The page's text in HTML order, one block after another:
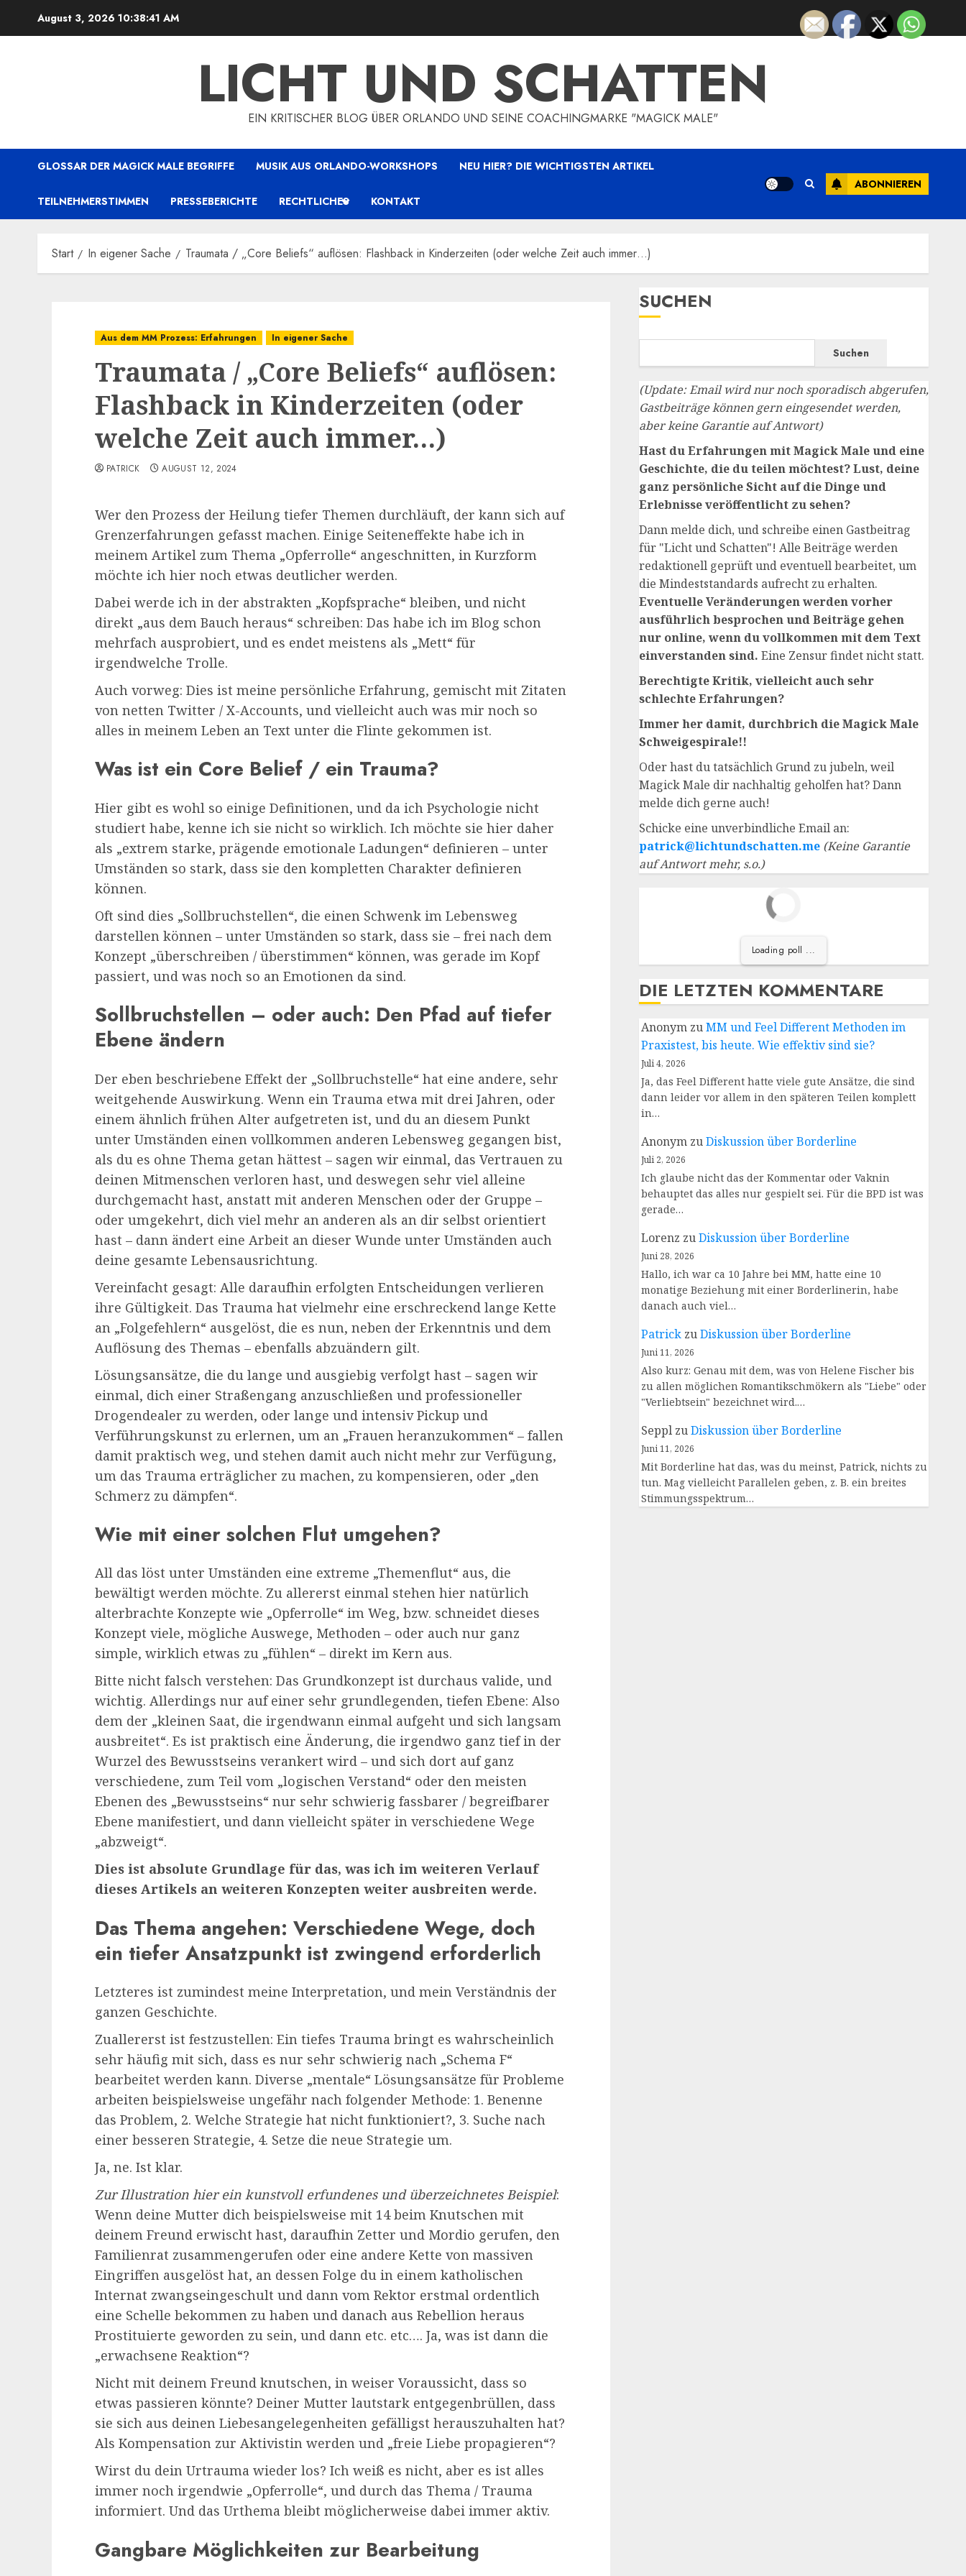
August 3, 2026 10:38:41 AM
LICHT UND SCHATTEN
EIN KRITISCHER BLOG ÜBER ORLANDO UND SEINE COACHINGMARKE "MAGICK MALE"
GLOSSAR DER MAGICK MALE BEGRIFFE MUSIK AUS ORLANDO-WORKSHOPS NEU HIER? DIE WICHTIGSTEN ARTIKEL
TEILNEHMERSTIMMEN PRESSEBERICHTE RECHTLICHES KONTAKT
ABONNIEREN
Start In eigener Sache Traumata / „Core Beliefs“ auflösen: Flashback in Kinderzeiten (oder welche Zeit auch immer…)
Aus dem MM Prozess: Erfahrungen In eigener Sache
Traumata / „Core Beliefs“ auflösen:
Flashback in Kinderzeiten (oder
welche Zeit auch immer…)
PATRICK AUGUST 12, 2024
Wer den Prozess der Heilung tiefer Themen durchläuft, der kann sich auf
Grenzerfahrungen gefasst machen. Einige Seiteneffekte habe ich in
meinem Artikel zum Thema „Opferrolle“ angeschnitten, in Kurzform
möchte ich hier noch etwas deutlicher werden.
Dabei werde ich in der abstrakten „Kopfsprache“ bleiben, und nicht
direkt „aus dem Bauch heraus“ schreiben: Das habe ich im Blog schon
mehrfach ausprobiert, und es endet meistens als „Mett“ für
irgendwelche Trolle.
Auch vorweg: Dies ist meine persönliche Erfahrung, gemischt mit Zitaten
von netten Twitter / X-Accounts, und vielleicht auch was mir noch so
alles in meinem Leben an Text unter die Flinte gekommen ist.
Was ist ein Core Belief / ein Trauma?
Hier gibt es wohl so einige Definitionen, und da ich Psychologie nicht
studiert habe, kenne ich sie nicht so wirklich. Ich möchte sie hier daher
als „extrem starke, prägende emotionale Ladungen“ definieren – unter
Umständen so stark, dass sie den kompletten Charakter definieren
können.
Oft sind dies „Sollbruchstellen“, die einen Schwenk im Lebensweg
darstellen können – unter Umständen so stark, dass sie – frei nach dem
Konzept „überschreiben / überstimmen“ können, was gerade im Kopf
passiert, und was noch so an Emotionen da sind.
Sollbruchstellen – oder auch: Den Pfad auf tiefer
Ebene ändern
Der eben beschriebene Effekt der „Sollbruchstelle“ hat eine andere, sehr
weitgehende Auswirkung. Wenn ein Trauma etwa mit drei Jahren, oder
einem ähnlich frühen Alter aufgetreten ist, und du an diesem Punkt
unter Umständen einen vollkommen anderen Lebensweg gegangen bist,
als du es ohne Thema getan hättest – sagen wir einmal, das Vertrauen zu
deinen Mitmenschen verloren hast, und deswegen sehr viel alleine
durchgemacht hast, anstatt mit anderen Menschen oder der Gruppe –
oder umgekehrt, dich viel mehr an anderen als an dir selbst orientiert
hast – dann ändert eine Arbeit an dieser Wunde unter Umständen auch
deine gesamte Lebensausrichtung.
Vereinfacht gesagt: Alle daraufhin erfolgten Entscheidungen verlieren
ihre Gültigkeit. Das Trauma hat vielmehr eine erschreckend lange Kette
an „Folgefehlern“ ausgelöst, die es nun, neben der Erkenntnis und dem
Auflösung des Themas – ebenfalls abzuändern gilt.
Lösungsansätze, die du lange und ausgiebig verfolgt hast – sagen wir
einmal, dich einer Straßengang anzuschließen und professioneller
Drogendealer zu werden, oder lange und intensiv Pickup und
Verführungskunst zu erlernen, um an „Frauen heranzukommen“ – fallen
damit praktisch weg, und stehen damit auch nicht mehr zur Verfügung,
um das Trauma erträglicher zu machen, zu kompensieren, oder „den
Schmerz zu dämpfen“.
Wie mit einer solchen Flut umgehen?
All das löst unter Umständen eine extreme „Themenflut“ aus, die
bewältigt werden möchte. Zu allererst einmal stehen hier natürlich
alterbrachte Konzepte wie „Opferrolle“ im Weg, bzw. schneidet dieses
Konzept viele, mögliche Auswege, Methoden – oder auch nur ganz
simple, wirklich etwas zu „fühlen“ – direkt im Kern aus.
Bitte nicht falsch verstehen: Das Grundkonzept ist durchaus valide, und
wichtig. Allerdings nur auf einer sehr grundlegenden, tiefen Ebene: Also
dem der „kleinen Saat, die irgendwann einmal aufgeht und sich langsam
ausbreitet“. Es ist praktisch eine Änderung, die irgendwo ganz tief in der
Wurzel des Bewusstseins verankert wird – und sich dort auf ganz
verschiedene, zum Teil vom „logischen Verstand“ oder den meisten
Ebenen des „Bewusstseins“ nur sehr schwierig fassbarer / begreifbarer
Ebene manifestiert, und dann vielleicht später in verschiedene Wege
„abzweigt“.
Dies ist absolute Grundlage für das, was ich im weiteren Verlauf
dieses Artikels an weiteren Konzepten weiter ausbreiten werde.
Das Thema angehen: Verschiedene Wege, doch
ein tiefer Ansatzpunkt ist zwingend erforderlich
Letzteres ist zumindest meine Interpretation, und mein Verständnis der
ganzen Geschichte.
Zuallererst ist festzustellen: Ein tiefes Trauma bringt es wahrscheinlich
sehr häufig mit sich, dass es nur sehr schwierig nach „Schema F“
bearbeitet werden kann. Diverse „mentale“ Lösungsansätze für Probleme
arbeiten beispielsweise ungefähr nach folgender Methode: 1. Benenne
das Problem, 2. Welche Strategie hat nicht funktioniert?, 3. Suche nach
einer besseren Strategie, 4. Setze die neue Strategie um.
Ja, ne. Ist klar.
Zur Illustration hier ein kunstvoll erfundenes und überzeichnetes Beispiel:
Wenn deine Mutter dich beispielsweise mit 14 beim Knutschen mit
deinem Freund erwischt hast, daraufhin Zetter und Mordio gerufen, den
Familienrat zusammengerufen oder eine andere Kette von massiven
Eingriffen ausgelöst hat, an dessen Folge du in einem katholischen
Internat zwangseingeschult und dann vom Rektor erstmal ordentlich
eine Schelle bekommen zu haben und danach aus Rebellion heraus
Prostituierte geworden zu sein, und dann etc. etc…. Ja, was ist dann die
„erwachsene Reaktion“?
Nicht mit deinem Freund knutschen, in weiser Voraussicht, dass so
etwas passieren könnte? Deiner Mutter lautstark entgegenbrüllen, dass
sie sich aus deinen Liebesangelegenheiten gefälligst herauszuhalten hat?
Als Kompensation zur Aktivistin werden und „freie Liebe propagieren“?
Wirst du dein Urtrauma wieder los? Ich weiß es nicht, aber es ist alles
immer noch irgendwie „Opferrolle“, und durch das Thema / Trauma
informiert. Und das Urthema bleibt möglicherweise dabei immer aktiv.
Gangbare Möglichkeiten zur Bearbeitung
SUCHEN
Suchen
(Update: Email wird nur noch sporadisch abgerufen,
Gastbeiträge können gern eingesendet werden,
aber keine Garantie auf Antwort)
Hast du Erfahrungen mit Magick Male und eine
Geschichte, die du teilen möchtest? Lust, deine
ganz persönliche Sicht auf die Dinge und
Erlebnisse veröffentlicht zu sehen?
Dann melde dich, und schreibe einen Gastbeitrag
für "Licht und Schatten"! Alle Beiträge werden
redaktionell geprüft und eventuell bearbeitet, um
die Mindeststandards aufrecht zu erhalten.
Eventuelle Veränderungen werden vorher
ausführlich besprochen und Beiträge gehen
nur online, wenn du vollkommen mit dem Text
einverstanden sind. Eine Zensur findet nicht statt.
Berechtigte Kritik, vielleicht auch sehr
schlechte Erfahrungen?
Immer her damit, durchbrich die Magick Male
Schweigespirale!!
Oder hast du tatsächlich Grund zu jubeln, weil
Magick Male dir nachhaltig geholfen hat? Dann
melde dich gerne auch!
Schicke eine unverbindliche Email an:
patrick@lichtundschatten.me (Keine Garantie
auf Antwort mehr, s.o.)
Loading poll ...
DIE LETZTEN KOMMENTARE
AnonymzuMM und Feel Different Methoden im
Praxistest, bis heute. Wie effektiv sind sie?
Juli 4, 2026
Ja, das Feel Different hatte viele gute Ansätze, die sind
dann leider vor allem in den späteren Teilen komplett
in…
AnonymzuDiskussion über Borderline
Juli 2, 2026
Ich glaube nicht das der Kommentar oder Vaknin
behauptet das alles nur gespielt sei. Für die BPD ist was
gerade…
Lorenz zuDiskussion über Borderline
Juni 28, 2026
Hallo, ich war ca 10 Jahre bei MM, hatte eine 10
monatige Beziehung mit einer Borderlinerin, habe
danach auch viel…
PatrickzuDiskussion über Borderline
Juni 11, 2026
Also kurz: Genau mit dem, was von Helene Fischer bis
zu allen möglichen Romantikschmökern als "Liebe" oder
"Verliebtsein" bezeichnet wird.…
SepplzuDiskussion über Borderline
Juni 11, 2026
Mit Borderline hat das, was du meinst, Patrick, nichts zu
tun. Mag vielleicht Parallelen geben, z. B. ein breites
Stimmungsspektrum…